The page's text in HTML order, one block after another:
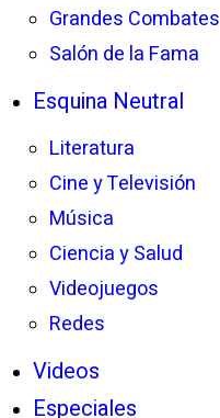
Grandes Combates
Salón de la Fama
Esquina Neutral
Literatura
Cine y Televisión
Música
Ciencia y Salud
Videojuegos
Redes
Videos
Especiales